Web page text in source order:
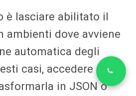
è lasciare abilitato il
ambienti dove avviene
automatica degli
casi, accedere a
in JSON o